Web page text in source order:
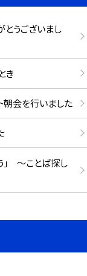
とうございまし
き
会を行いました
～ことば探し